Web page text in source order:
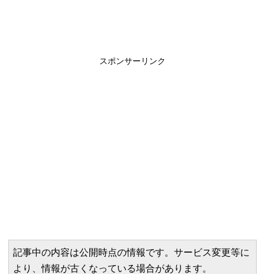
スポンサーリンク
記事中の内容は公開時点の情報です。サービス変更等に
より、情報が古くなっている場合があります。